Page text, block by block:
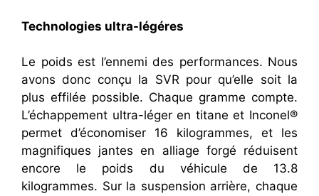
Technologies ultra-légéres
Le poids est l’ennemi des performances. Nous
avons donc conçu la SVR pour qu’elle soit la
plus effilée possible. Chaque gramme compte.
L’échappement ultra-léger en titane et Inconel®
permet d’économiser 16 kilogrammes, et les
magnifiques jantes en alliage forgé réduisent
encore le poids du véhicule de 13.8
kilogrammes. Sur la suspension arrière, chaque